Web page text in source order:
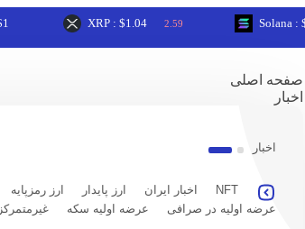
XRP : $1.04 2.59 Solana : $72.66
صفحه اصلی
اخبار
اخبار
NFT اخبار ایران ارز پایدار ارز رمزپایه
عرضه اولیه در صرافی
عرضه اولیه سکه غیرمتمرکز